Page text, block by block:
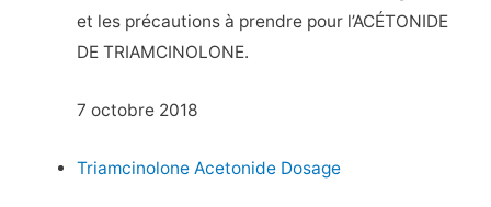
et les précautions à prendre pour l’ACÉTONIDE
DE TRIAMCINOLONE.
7 octobre 2018
Triamcinolone Acetonide Dosage